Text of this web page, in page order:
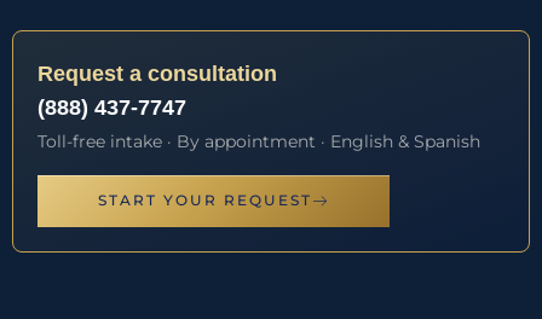
Request a consultation
(888) 437-7747
Toll-free intake · By appointment · English & Spanish
START YOUR REQUEST